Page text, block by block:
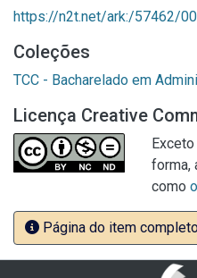
https://n2t.net/ark:/57462/
Coleções
TCC - Bacharelado em
Licença Creative
forma,
como
Página do item